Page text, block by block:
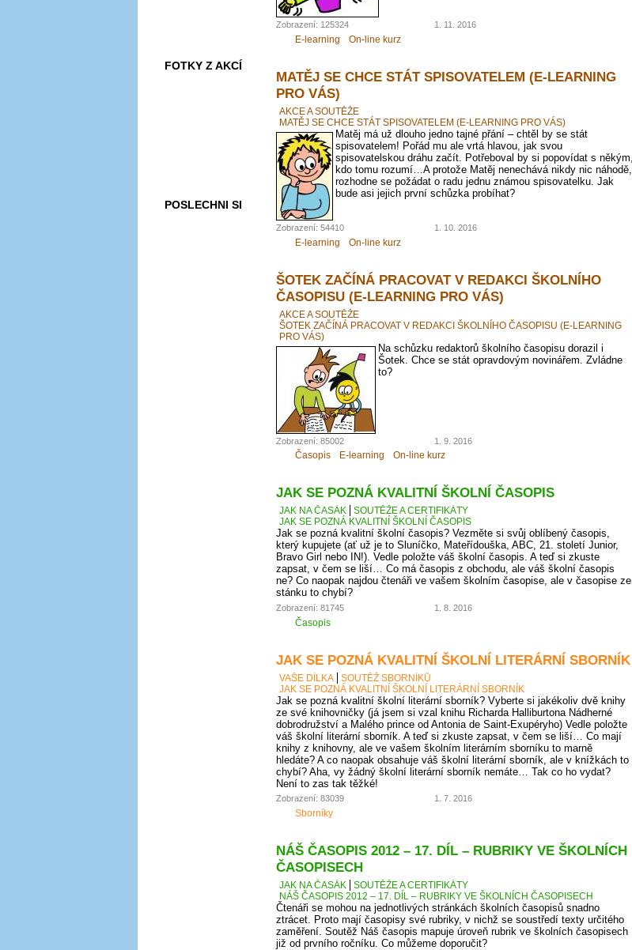
FOTKY Z AKCÍ
POSLECHNI SI
Zobrazení: 125324 1. 11. 2016
E-learning On-line kurz
MATĚJ SE CHCE STÁT SPISOVATELEM (E-LEARNING
PRO VÁS)
AKCE A SOUTĚŽE
MATĚJ SE CHCE STÁT SPISOVATELEM (E-LEARNING PRO VÁS)
Matěj má už dlouho jedno tajné přání – chtěl by se stát
spisovatelem! Pořád mu ale vrtá hlavou, jak svou
spisovatelskou dráhu začít. Potřeboval by si popovídat s někým,
kdo tomu rozumí…A protože Matěj nenechává nikdy nic náhodě,
rozhodne se požádat o radu jednu známou spisovatelku. Jak
bude asi jejich první schůzka probíhat?
Zobrazení: 54410 1. 10. 2016
E-learning On-line kurz
ŠOTEK ZAČÍNÁ PRACOVAT V REDAKCI ŠKOLNÍHO
ČASOPISU (E-LEARNING PRO VÁS)
AKCE A SOUTĚŽE
ŠOTEK ZAČÍNÁ PRACOVAT V REDAKCI ŠKOLNÍHO ČASOPISU (E-LEARNING
PRO VÁS)
Na schůzku redaktorů školního časopisu dorazil i
Šotek. Chce se stát opravdovým novinářem. Zvládne
to?
Zobrazení: 85002 1. 9. 2016
Časopis E-learning On-line kurz
JAK SE POZNÁ KVALITNÍ ŠKOLNÍ ČASOPIS
JAK NA ČASÁK
SOUTĚŽE A CERTIFIKÁTY
JAK SE POZNÁ KVALITNÍ ŠKOLNÍ ČASOPIS
Jak se pozná kvalitní školní časopis? Vezměte si svůj oblíbený časopis,
který kupujete (ať už je to Sluníčko, Mateřídouška, ABC, 21. století Junior,
Bravo Girl nebo IN!). Vedle položte váš školní časopis. A teď si zkuste
zapsat, v čem se liší… Co má časopis z obchodu, ale váš školní časopis
ne? Co naopak najdou čtenáři ve vašem školním časopise, ale v časopise ze
stánku to chybí?
Zobrazení: 81745 1. 8. 2016
Časopis
JAK SE POZNÁ KVALITNÍ ŠKOLNÍ LITERÁRNÍ SBORNÍK
VAŠE DÍLKA
SOUTĚŽ SBORNÍKŮ
JAK SE POZNÁ KVALITNÍ ŠKOLNÍ LITERÁRNÍ SBORNÍK
Jak se pozná kvalitní školní literární sborník? Vyberte si jakékoliv dvě knihy
ze své knihovničky (já jsem si vzal knihu Richarda Halliburtona Nádherné
dobrodružství a Malého prince od Antonia de Saint-Exupéryho) Vedle položte
váš školní literární sborník. A teď si zkuste zapsat, v čem se liší… Co mají
knihy z knihovny, ale ve vašem školním literárním sborníku to marně
hledáte? A co naopak obsahuje váš školní literární sborník, ale v knížkách to
chybí? Aha, vy žádný školní literární sborník nemáte… Tak co ho vydat?
Není to zas tak těžké!
Zobrazení: 83039 1. 7. 2016
Sborníky
NÁŠ ČASOPIS 2012 – 17. DÍL – RUBRIKY VE ŠKOLNÍCH
ČASOPISECH
JAK NA ČASÁK
SOUTĚŽE A CERTIFIKÁTY
NÁŠ ČASOPIS 2012 – 17. DÍL – RUBRIKY VE ŠKOLNÍCH ČASOPISECH
Čtenáři se mohou na jednotlivých stránkách školních časopisů snadno
ztrácet. Proto mají časopisy své rubriky, v nichž se soustředí texty určitého
zaměření. Soutěž Náš časopis mapuje úroveň rubrik ve školních časopisech
již od prvního ročníku. Co můžeme doporučit?